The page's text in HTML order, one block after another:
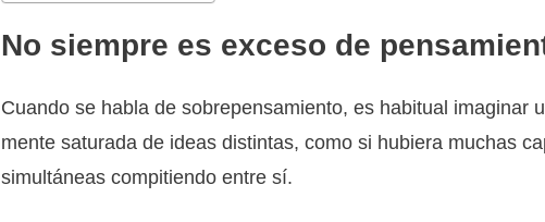
No siempre es exceso de
Cuando se habla de sobrepensamiento, es habitual imaginar
mente saturada de ideas distintas, como si hubiera muchas
simultáneas compitiendo entre sí.